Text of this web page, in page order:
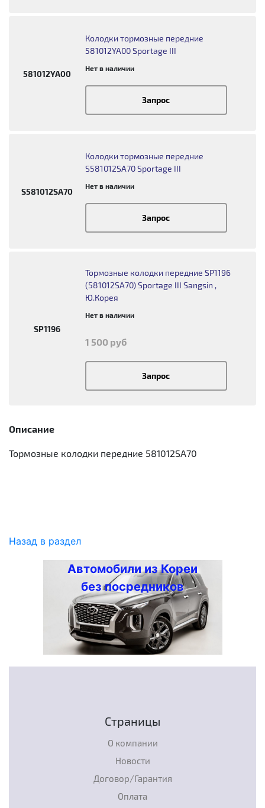
581012YA00
Колодки тормозные передние
581012YA00 Sportage III
Нет в наличии
Запрос
S581012SA70
Колодки тормозные передние
S581012SA70 Sportage III
Нет в наличии
Запрос
SP1196
Тормозные колодки передние SP1196
(581012SA70) Sportage III Sangsin ,
Ю.Корея
Нет в наличии
1 500 руб
Запрос
Описание
Тормозные колодки передние 581012SA70
Назад в раздел
Автомобили из Кореи
без посредников
Страницы
О компании
Новости
Договор/Гарантия
Оплата